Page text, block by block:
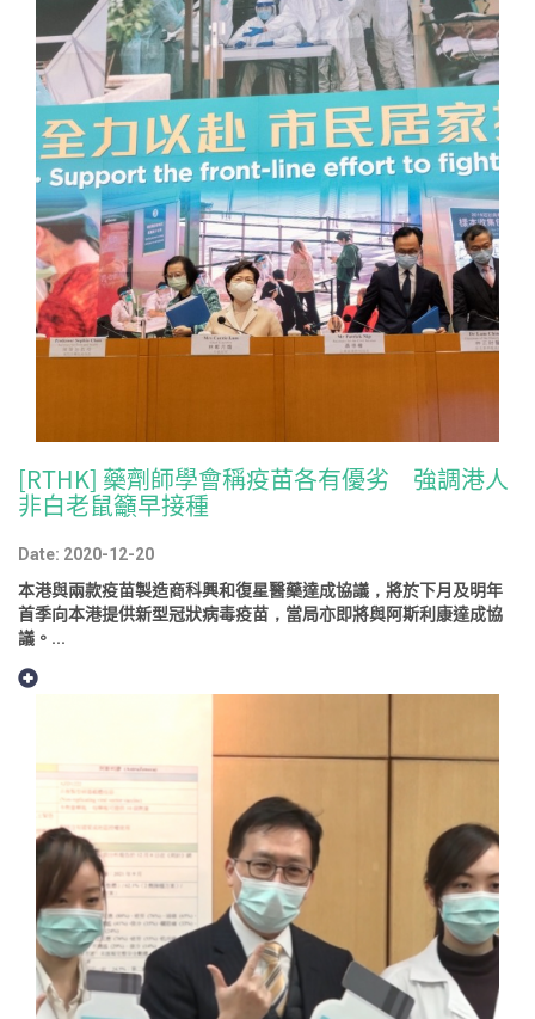
[RTHK] 藥劑師學會稱疫苗各有優劣 強調港人
非白老鼠籲早接種
Date: 2020-12-20
本港與兩款疫苗製造商科興和復星醫藥達成協議，將於下月及明年
首季向本港提供新型冠狀病毒疫苗，當局亦即將與阿斯利康達成協
議。...